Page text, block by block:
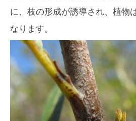
に、枝の形成が誘導され、植物
なります。